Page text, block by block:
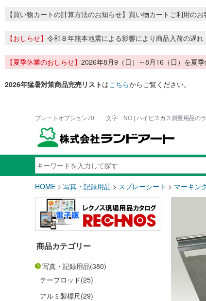
【買い物カートの計算方法のお知らせ】買い物カートご利用のお
【おしらせ】 令和８年熊本地震による影響により商品入荷の遅
【夏季休業のおしらせ】 2026年8月9（日）～8月16（日）を夏
2026年猛暑対策商品完売リストはこちらからご覧ください。
プレートオプション70 文字 NO | ハイビスカス測量用品のラ
HOME > 写真・記録用品 > スプレーシート > マーキン
商品カテゴリー
写真・記録用品(380)
テープロッド(25)
アルミ製標尺(29)